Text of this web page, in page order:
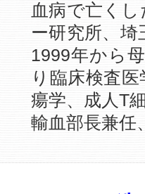
血病で亡く
ー研究所、
1999年から
り臨床検査
瘍学、成人T
輸血部長兼任